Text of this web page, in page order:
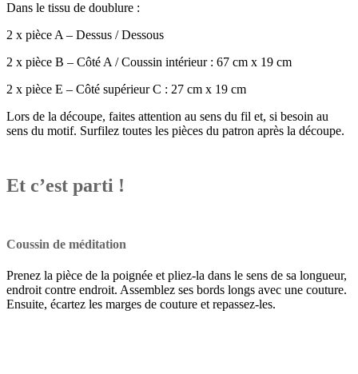
Dans le tissu de doublure :
2 x pièce A – Dessus / Dessous
2 x pièce B – Côté A / Coussin intérieur : 67 cm x 19 cm
2 x pièce E – Côté supérieur C : 27 cm x 19 cm
Lors de la découpe, faites attention au sens du fil et, si besoin au
sens du motif. Surfilez toutes les pièces du patron après la découpe.
Et c’est parti !
Coussin de méditation
Prenez la pièce de la poignée et pliez-la dans le sens de sa longueur,
endroit contre endroit. Assemblez ses bords longs avec une couture.
Ensuite, écartez les marges de couture et repassez-les.